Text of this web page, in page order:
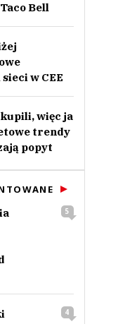
Bell
w CEE
więc ja
trendy
popyt
5
4